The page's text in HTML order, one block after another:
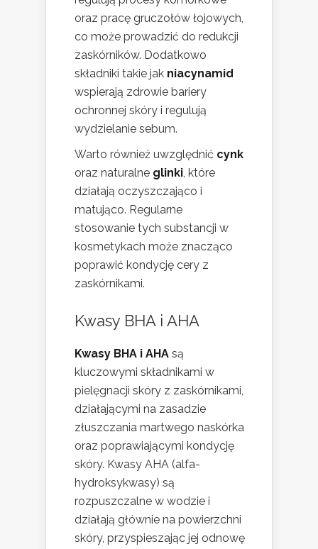
oraz pracę gruczołów łojowych,
co może prowadzić do redukcji
zaskórników. Dodatkowo
składniki takie jak niacynamid
wspierają zdrowie bariery
ochronnej skóry i regulują
wydzielanie sebum.
Warto również uwzględnić cynk
oraz naturalne glinki, które
działają oczyszczająco i
matująco. Regularne
stosowanie tych substancji w
kosmetykach może znacząco
poprawić kondycję cery z
zaskórnikami.
Kwasy BHA i AHA
Kwasy BHA i AHA są
kluczowymi składnikami w
pielęgnacji skóry z zaskórnikami,
działającymi na zasadzie
złuszczania martwego naskórka
oraz poprawiającymi kondycję
skóry. Kwasy AHA (alfa-
hydroksykwasy) są
rozpuszczalne w wodzie i
działają głównie na powierzchni
skóry, przyspieszając jej odnowę